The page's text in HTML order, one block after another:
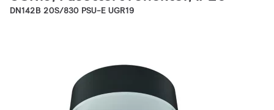
DN142B 20S/830 PSU-E UGR19